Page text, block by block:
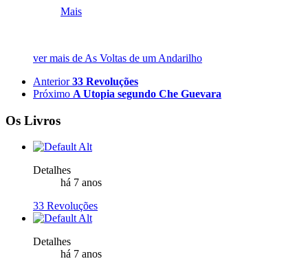
Mais
ver mais de As Voltas de um Andarilho
Anterior 33 Revoluções
Próximo A Utopia segundo Che Guevara
Os Livros
Detalhes
há 7 anos
33 Revoluções
Detalhes
há 7 anos